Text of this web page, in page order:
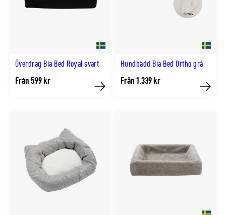
Överdrag Bia Bed Royal svart
Från 599 kr
Köp
Hundbädd Bia Bed Ortho grå
Från 1.339 kr
Köp